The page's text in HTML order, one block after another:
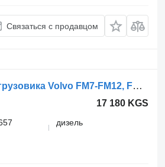
Связаться с продавцом
Главный тормозной кран Volvo ФМ (01.05-) K019820 для грузовика Volvo FM7-FM12, FM, FMX (1998-2014)
17 180 KGS
дизель